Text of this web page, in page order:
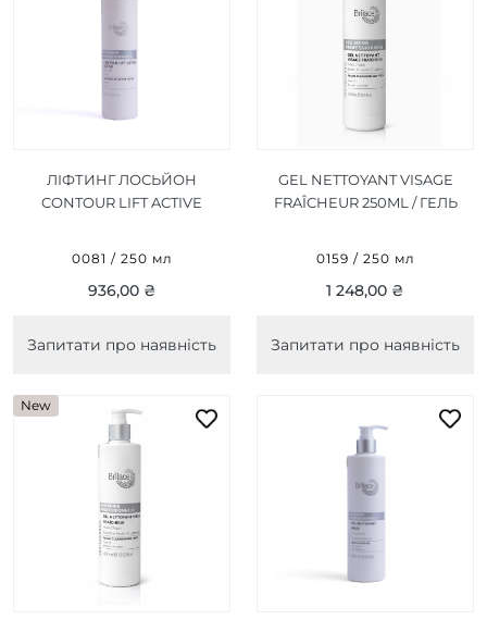
ЛІФТИНГ ЛОСЬЙОН
CONTOUR LIFT ACTIVE
0081 / 250 мл
936,00 ₴
Запитати про наявність
GEL NETTOYANT VISAGE
FRAÎCHEUR 250ML / ГЕЛЬ
0159 / 250 мл
1 248,00 ₴
Запитати про наявність
New